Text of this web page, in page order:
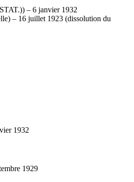
– 6 janvier 1932
– 16 juillet 1923 (dissolution du
1932
1929